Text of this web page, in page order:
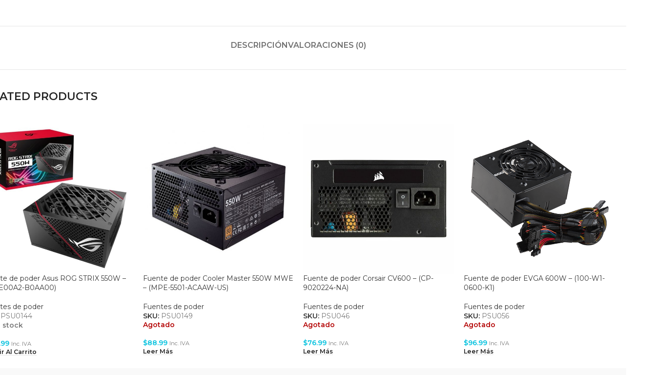
DESCRIPCIÓNVALORACIONES (0)
PRODUCTS
de poder Asus ROG STRIX 550W –
B0AA00)
de poder
PSU0144
stock
Inc. IVA
Al Carrito
Fuente de poder Cooler Master 550W MWE
– (MPE-5501-ACAAW-US)
Fuentes de poder
SKU: PSU0149
Agotado
$88.99 Inc. IVA
Leer Más
Fuente de poder Corsair CV600 – (CP-
9020224-NA)
Fuentes de poder
SKU: PSU046
Agotado
$76.99 Inc. IVA
Leer Más
Fuente de poder EVGA 600W – (100-W1-
0600-K1)
Fuentes de poder
SKU: PSU056
Agotado
$96.99 Inc. IVA
Leer Más